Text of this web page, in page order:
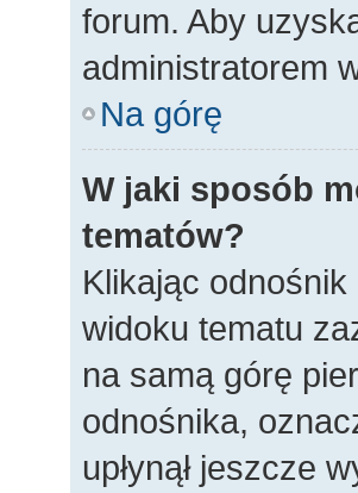
forum. Aby
administratorem
Na górę
W jaki sposób
tematów?
Klikając odnośnik
widoku tematu
na samą górę
odnośnika,
upłynął jeszcze